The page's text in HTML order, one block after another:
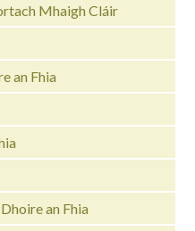
Mhaigh Cláir
an Fhia
an Fhia